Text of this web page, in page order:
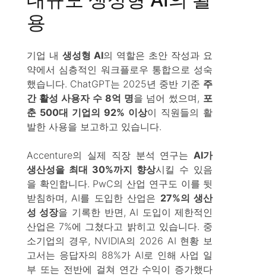
용
기업 내 생성형 AI의 역할은 초안 작성과 요
약에서 심층적인 워크플로우 통합으로 성숙
했습니다. ChatGPT는 2025년 중반 기준 주
간 활성 사용자 수 8억 명을 넘어 썼으며, 포
춘 500대 기업의 92% 이상이 직원들의 활
발한 사용을 보고하고 있습니다.
Accenture의 실제 직장 분석 연구는AI가
생산성을 최대 30%까지 향상시킬 수 있음
을 확인합니다. PwC의 산업 연구도 이를 뒷
받침하며, AI를 도입한 산업은 27%의 생산
성 성장을 기록한 반면, AI 도입이 제한적인
산업은 7%에 그쳤다고 밝히고 있습니다. 중
소기업의 경우, NVIDIA의 2026 AI 현황 보
고서는 응답자의 88%가 AI로 인해 사업 일
부 또는 전반에 걸쳐 연간 수익이 증가했다